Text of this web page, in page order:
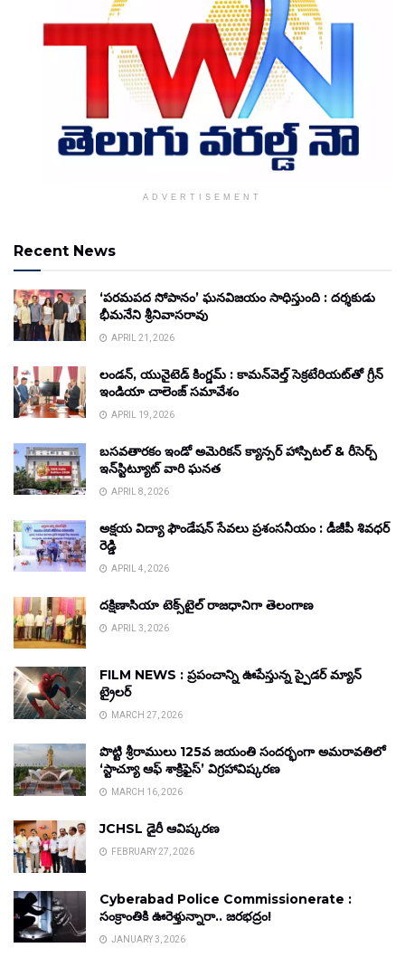
ADVERTISEMENT
Recent News
‘పరమపద సోపానం’ ఘనవిజయం సాధిస్తుంది : దర్శకుడు
భీమనేని శ్రీనివాసరావు
APRIL 21, 2026
లండన్, యునైటెడ్ కింగ్డమ్ : కామన్‌వెల్త్ సెక్రటేరియట్‌తో గ్రీన్
ఇండియా చాలెంజ్ సమావేశం
APRIL 19, 2026
బసవతారకం ఇండో అమెరికన్ క్యాన్సర్ హాస్పిటల్ & రీసెర్చ్
ఇన్‌స్టిట్యూట్ వారి ఘనత
APRIL 8, 2026
అక్షయ విద్యా ఫౌండేషన్ సేవలు ప్రశంసనీయం : డీజీపీ శివధర్
రెడ్డి
APRIL 4, 2026
దక్షిణాసియా టెక్స్‌టైల్ రాజధానిగా తెలంగాణ
APRIL 3, 2026
FILM NEWS : ప్రపంచాన్ని ఊపేస్తున్న స్పైడర్ మ్యాన్
ట్రైలర్
MARCH 27, 2026
పొట్టి శ్రీరాములు 125వ జయంతి సందర్భంగా అమరావతిలో
‘స్టాచ్యూ ఆఫ్ శాక్రిఫైస్’ విగ్రహావిష్కరణ
MARCH 16, 2026
JCHSL డైరీ ఆవిష్కరణ
FEBRUARY 27, 2026
Cyberabad Police Commissionerate :
సంక్రాంతికి ఊరెళ్తున్నారా.. జరభద్రం!
JANUARY 3, 2026